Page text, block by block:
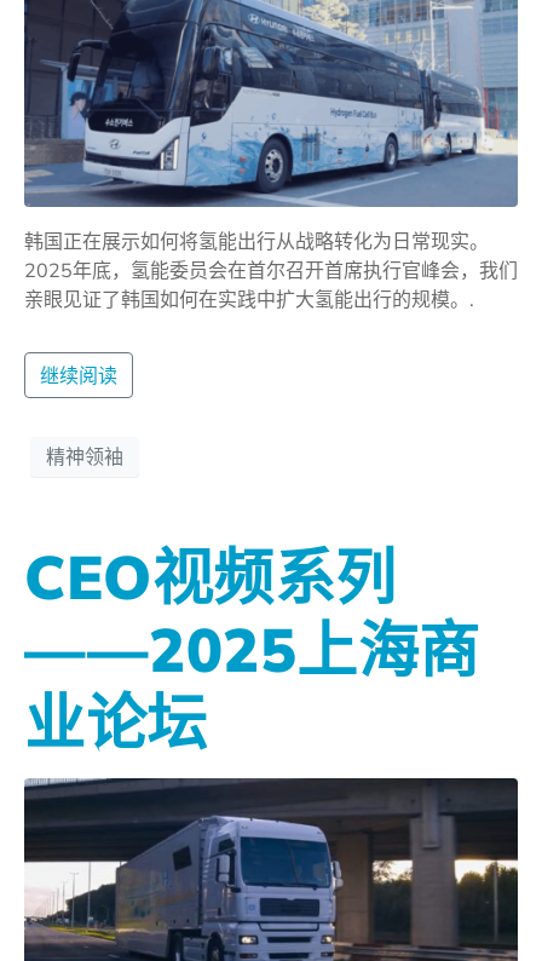
韩国正在展示如何将氢能出行从战略转化为日常现实。
2025年底，氢能委员会在首尔召开首席执行官峰会，我们
亲眼见证了韩国如何在实践中扩大氢能出行的规模。.
继续阅读
精神领袖
CEO视频系列
——2025上海商
业论坛